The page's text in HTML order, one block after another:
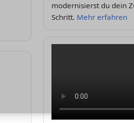
modernisierst du dein
Schritt. Mehr erfahren